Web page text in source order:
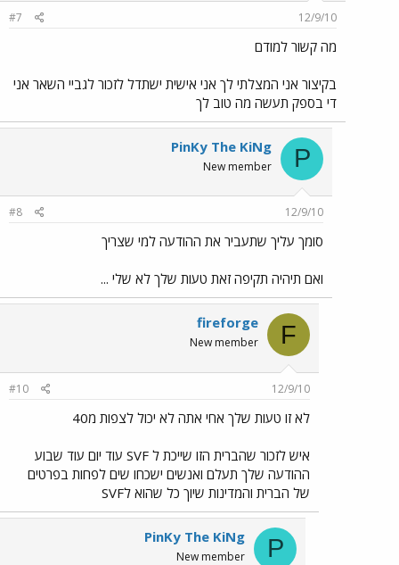
12/9/10
#7
מה קשור למודם
בקיצור אני המצלתי לך אני אישית ישתדל לזכור לגביי השאר אני
די בספק תעשה מה טוב לך
P
PinKy The KiNg
New member
12/9/10
#8
סומך עליך שתעביר את ההודעה למי שצריך
ואם תיהיה תקיפה זאת טעות שלך לא שלי ...
F
fireforge
New member
12/9/10
#10
לא זו טעות שלך אחי אתה לא יכול לצפות מ40
איש לזכור שהברית הזו שייכת ל SVF עוד יום עוד שבוע
ההודעה שלך תעלם ואנשים ישכחו שים לפחות בפרטים
של הברית והמדינות שיוך כל שהוא לSVF
P
PinKy The KiNg
New member